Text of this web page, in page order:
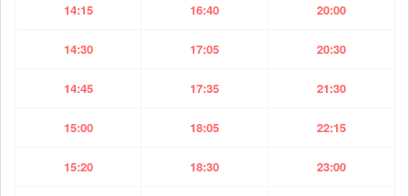
14:15 16:40 20:00
14:30 17:05 20:30
14:45 17:35 21:30
15:00 18:05 22:15
15:20 18:30 23:00